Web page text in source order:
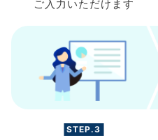
ご入力 いただけます
STEP.3